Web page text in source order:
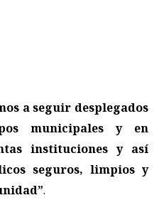
a seguir desplegados
municipales y en
instituciones y así
seguros, limpios y
.